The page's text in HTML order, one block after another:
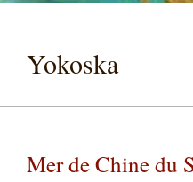
Yokoska
Mer de Chine du